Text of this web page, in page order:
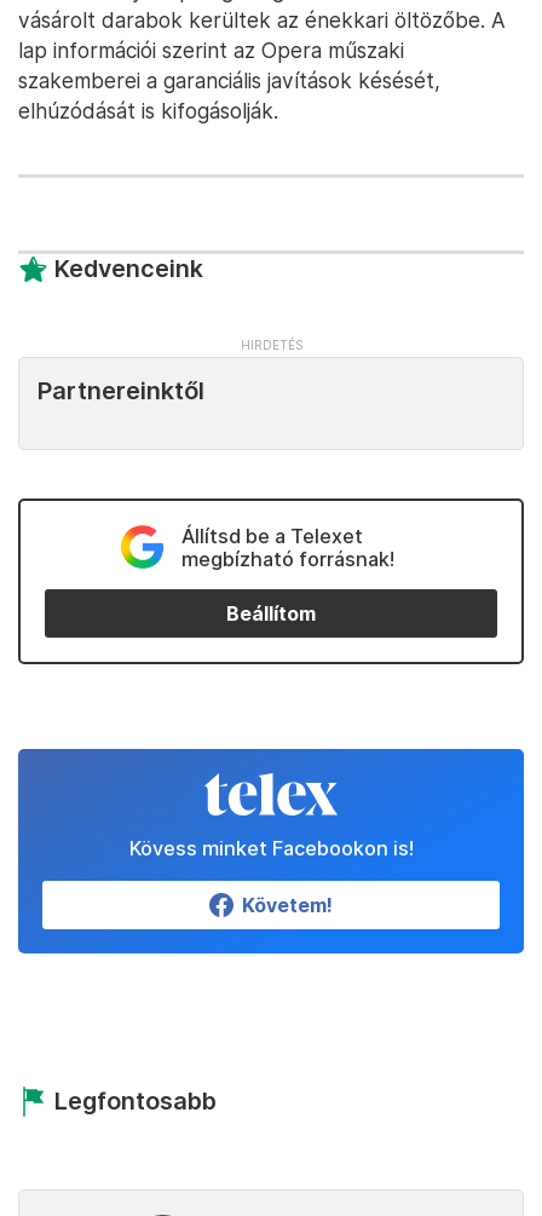
vásárolt darabok kerültek az énekkari öltözőbe. A
lap információi szerint az Opera műszaki
szakemberei a garanciális javítások késését,
elhúzódását is kifogásolják.
Kedvenceink
Partnereinktől
Állítsd be a Telexet
megbízható forrásnak!
Beállítom
Kövess minket Facebookon is!
Követem!
Legfontosabb